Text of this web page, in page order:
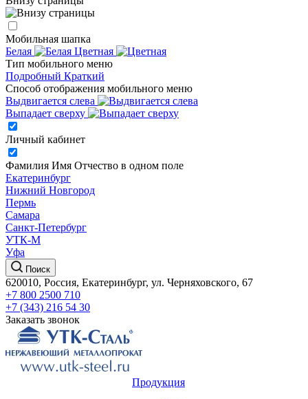
Мобильная шапка
Белая
Цветная
Тип мобильного меню
Подробный Краткий
Способ отображения мобильного меню
Выдвигается слева
Выпадает сверху
Личный кабинет
Фамилия Имя Отчество в одном поле
Екатеринбург
Нижний Новгород
Пермь
Самара
Санкт-Петербург
УТК-М
Уфа
Поиск
620010, Россия, Екатеринбург, ул. Черняховского, 67
+7 800 2500 710
+7 (343) 216 54 30
Заказать звонок
Продукция